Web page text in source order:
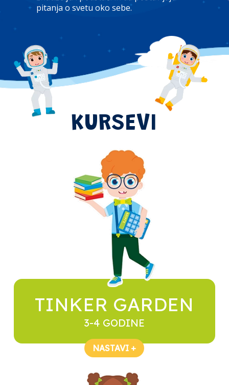
pitanja o svetu oko sebe.
KURSEVI
TINKER GARDEN
3-4 GODINE
NASTAVI +